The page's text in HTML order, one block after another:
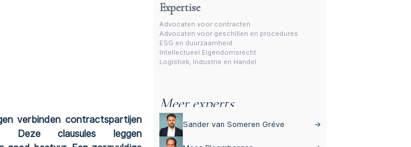
verbinden contractspartijen
Deze clausules leggen
Expertise
Advocaten voor contracten
Advocaten voor geschillen en procedures
ESG en duurzaamheid
Intellectueel Eigendomsrecht
Logistiek, Industrie en Handel
Meer experts
Sander van Someren Gréve →